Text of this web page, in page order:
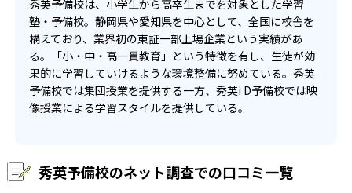
静岡大成中学校 10
高校の合格実績
静岡高校 200 清水東高校
沼津東高校 55 浜松北高校 75
秀英予備校は、小学生から高卒生までを対象とした学習
塾・予備校。静岡県や愛知県を中心として、全国に校舎を
構えており、業界初の東証一部上場企業という実績があ
る。「小・中・高一貫教育」という特徴を有し、生徒が効
果的に学習していけるような環境整備に努めている。秀英
予備校では集団授業を提供する一方、秀英i D予備校では映
像授業による学習スタイルを提供している。
秀英予備校のネット調査での口コミ一覧